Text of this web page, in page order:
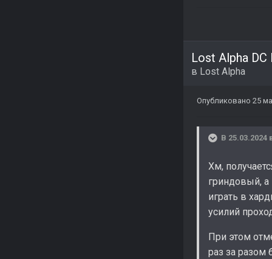
Lost Alpha DC
в Lost Alpha
Опубликовано 25
В 25.03.2024
Хм,
гриндовый, а
играть в
усилий
При этом
раз за разом